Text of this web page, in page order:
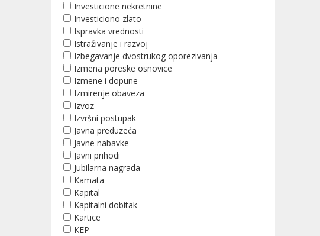
Investicione nekretnine
Investiciono zlato
Ispravka vrednosti
Istraživanje i razvoj
Izbegavanje dvostrukog oporezivanja
Izmena poreske osnovice
Izmene i dopune
Izmirenje obaveza
Izvoz
Izvršni postupak
Javna preduzeća
Javne nabavke
Javni prihodi
Jubilarna nagrada
Kamata
Kapital
Kapitalni dobitak
Kartice
KEP